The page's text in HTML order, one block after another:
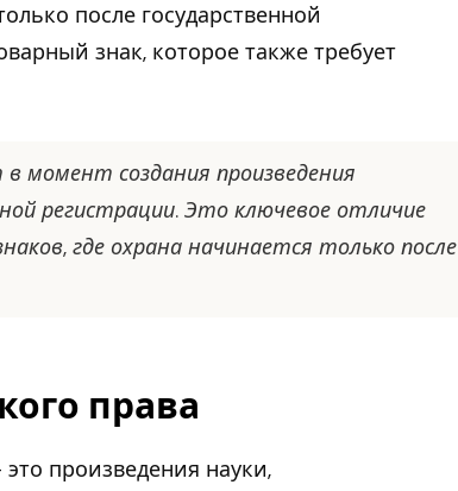
после государственной
знак, которое также требует
момент создания произведения
регистрации. Это ключевое отличие
где охрана начинается только после
права
произведения науки,